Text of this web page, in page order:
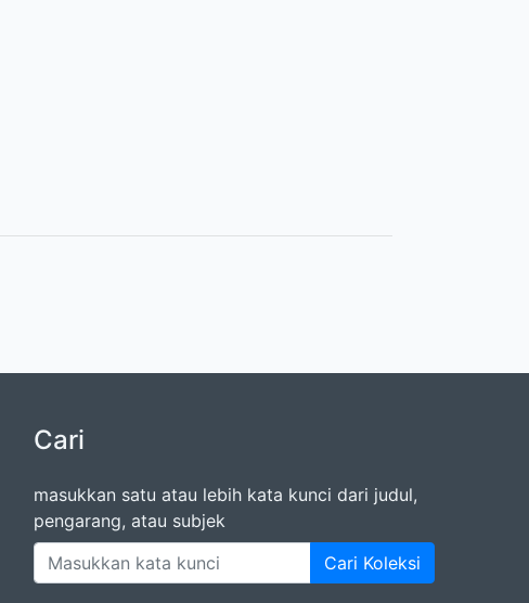
Cari
masukkan satu atau lebih kata kunci dari judul,
pengarang, atau subjek
Cari Koleksi